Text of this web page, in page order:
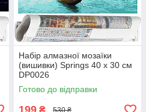
Набір алмазної мозаїки
(вишивки) Springs 40 x 30 см
DP0026
Готово до відправки
530 ₴